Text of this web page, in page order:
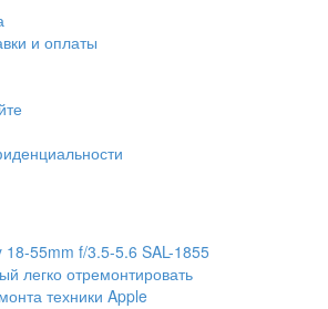
и оплаты
18-55mm f/3.5-5.6 SAL-1855
легко отремонтировать
техники Apple